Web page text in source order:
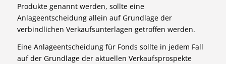
Produkte genannt werden, sollte eine
Anlageentscheidung allein auf Grundlage der
verbindlichen Verkaufsunterlagen getroffen werden.
Eine Anlageentscheidung für Fonds sollte in jedem Fall
auf der Grundlage der aktuellen Verkaufsprospekte